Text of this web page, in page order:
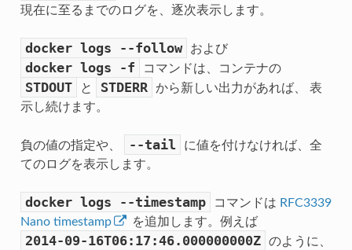
現在に至るまでのログを、逐次表示します。
docker logs --follow および
docker logs -f コマンドは、コンテナの
STDOUT と STDERR
から新しい出力があれば、 表
示し続けます。
負の値の指定や、 --tail
に値を付けなければ、全
てのログを表示します。
docker logs --timestamp コマンドは RFC3339
Nano timestamp
を追加します。例えば
2014-09-16T06:17:46.000000000Z
のように、